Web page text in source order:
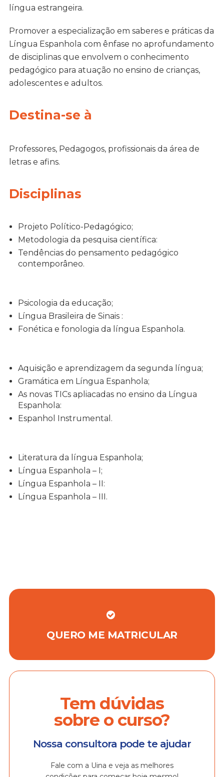
língua estrangeira.
Promover a especialização em saberes e práticas da
Língua Espanhola com ênfase no aprofundamento
de disciplinas que envolvem o conhecimento
pedagógico para atuação no ensino de crianças,
adolescentes e adultos.
Destina-se à
Professores, Pedagogos, profissionais da área de
letras e afins.
Disciplinas
Projeto Político-Pedagógico;
Metodologia da pesquisa científica:
Tendências do pensamento pedagógico
contemporâneo.
Psicologia da educação;
Língua Brasileira de Sinais :
Fonética e fonologia da língua Espanhola.
Aquisição e aprendizagem da segunda língua;
Gramática em Língua Espanhola;
As novas TICs apliacadas no ensino da Língua
Espanhola:
Espanhol Instrumental.
Literatura da língua Espanhola;
Língua Espanhola – I;
Língua Espanhola – II:
Língua Espanhola – III.
QUERO ME MATRICULAR
Tem dúvidas
sobre o curso?
Nossa consultora pode te ajudar
Fale com a Uina e veja as melhores